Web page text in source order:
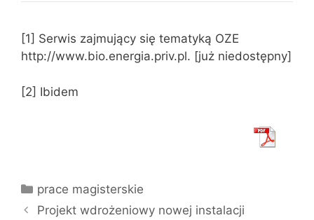
[1] Serwis zajmujący się tematyką OZE
http://www.bio.energia.priv.pl. [już niedostępny]
[2] Ibidem
Kategorie
prace magisterskie
Projekt wdrożeniowy nowej instalacji